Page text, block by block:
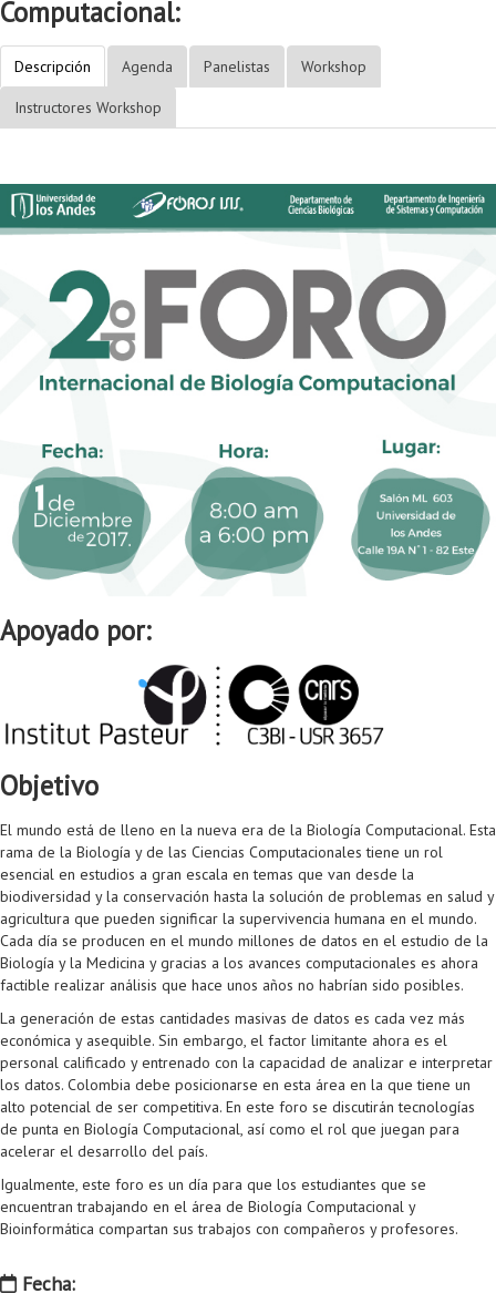
Computacional:
Descripción Agenda Panelistas Workshop
Instructores Workshop
Apoyado por:
Objetivo
El mundo está de lleno en la nueva era de la Biología Computacional. Esta
rama de la Biología y de las Ciencias Computacionales tiene un rol
esencial en estudios a gran escala en temas que van desde la
biodiversidad y la conservación hasta la solución de problemas en salud y
agricultura que pueden significar la supervivencia humana en el mundo.
Cada día se producen en el mundo millones de datos en el estudio de la
Biología y la Medicina y gracias a los avances computacionales es ahora
factible realizar análisis que hace unos años no habrían sido posibles.
La generación de estas cantidades masivas de datos es cada vez más
económica y asequible. Sin embargo, el factor limitante ahora es el
personal calificado y entrenado con la capacidad de analizar e interpretar
los datos. Colombia debe posicionarse en esta área en la que tiene un
alto potencial de ser competitiva. En este foro se discutirán tecnologías
de punta en Biología Computacional, así como el rol que juegan para
acelerar el desarrollo del país.
Igualmente, este foro es un día para que los estudiantes que se
encuentran trabajando en el área de Biología Computacional y
Bioinformática compartan sus trabajos con compañeros y profesores.
Fecha: